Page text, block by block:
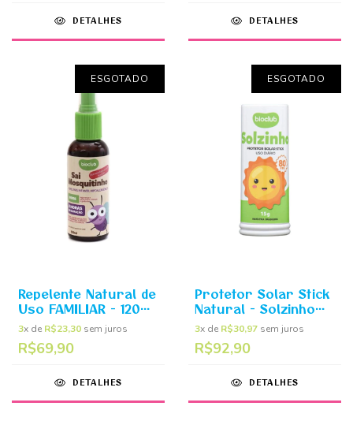
DETALHES DETALHES
ESGOTADO
Repelente Natural de
Uso FAMILIAR - 120ml
Sai Mosquitinho
Bioclub
3x de R$23,30 sem juros
R$69,90
DETALHES
ESGOTADO
Protetor Solar Stick
Natural - Solzinho
Stick 15g Bioclub
3x de R$30,97 sem juros
R$92,90
DETALHES